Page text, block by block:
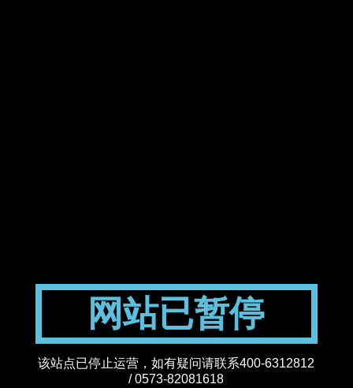
网站已暂停
该站点已停止运营，如有疑问请联系400-6312812
/ 0573-82081618